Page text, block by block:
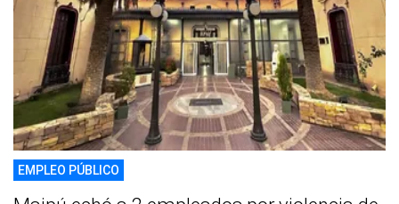
EMPLEO PÚBLICO